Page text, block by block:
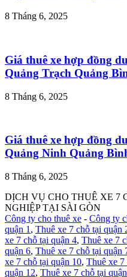
8 Tháng 6, 2025
Giá thuê xe hợp đồng
Quảng Trạch Quảng
8 Tháng 6, 2025
Giá thuê xe hợp đồng
Quảng Ninh Quảng
8 Tháng 6, 2025
DỊCH VỤ CHO THUÊ XE 7
NGHIỆP TẠI SÀI GÒN
Công ty cho thuê xe - Công ty
quận 1 , Thuê xe 7 chỗ tại quận
xe 7 chỗ tại quận 4, Thuê xe 7
quận 6, Thuê xe 7 chỗ tại quận
xe 7 chỗ tại quận 10, Thuê xe 7
quận 12, Thuê xe 7 chỗ tại